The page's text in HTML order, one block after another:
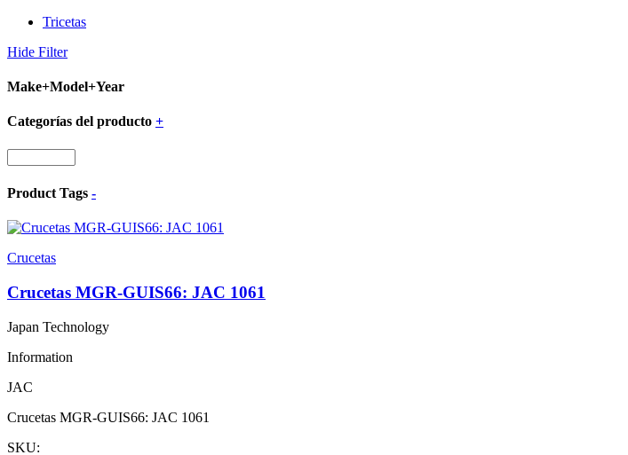
Tricetas
Hide Filter
Make+Model+Year
Categorías del producto +
Product Tags -
Crucetas
Crucetas MGR-GUIS66: JAC 1061
Japan Technology
Information
JAC
Crucetas MGR-GUIS66: JAC 1061
SKU: